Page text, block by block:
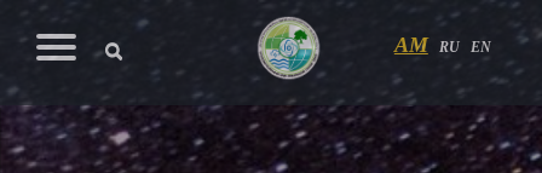
AM RU EN